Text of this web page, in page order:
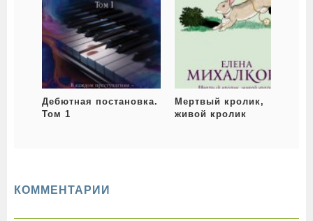
Дебютная постановка.
Том 1
Мертвый кролик,
живой кролик
КОММЕНТАРИИ